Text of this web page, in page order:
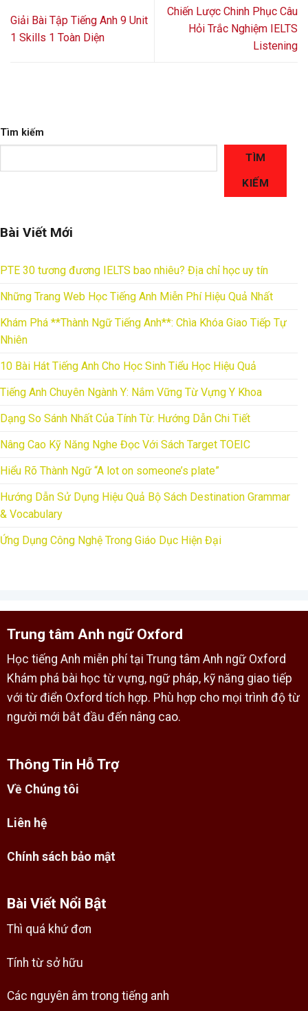
Giải Bài Tập Tiếng Anh 9 Unit
1 Skills 1 Toàn Diện
Chiến Lược Chinh Phục Câu
Hỏi Trắc Nghiệm IELTS
Listening
Tìm kiếm
TÌM
KIẾM
Bài Viết Mới
PTE 30 tương đương IELTS bao nhiêu? Địa chỉ học uy tín
Những Trang Web Học Tiếng Anh Miễn Phí Hiệu Quả Nhất
Khám Phá **Thành Ngữ Tiếng Anh**: Chìa Khóa Giao Tiếp Tự
Nhiên
10 Bài Hát Tiếng Anh Cho Học Sinh Tiểu Học Hiệu Quả
Tiếng Anh Chuyên Ngành Y: Nắm Vững Từ Vựng Y Khoa
Dạng So Sánh Nhất Của Tính Từ: Hướng Dẫn Chi Tiết
Nâng Cao Kỹ Năng Nghe Đọc Với Sách Target TOEIC
Hiểu Rõ Thành Ngữ “A lot on someone’s plate”
Hướng Dẫn Sử Dụng Hiệu Quả Bộ Sách Destination Grammar
& Vocabulary
Ứng Dụng Công Nghệ Trong Giáo Dục Hiện Đại
Trung tâm Anh ngữ Oxford
Học tiếng Anh miễn phí tại Trung tâm Anh ngữ Oxford
Khám phá bài học từ vựng, ngữ pháp, kỹ năng giao tiếp
với từ điển Oxford tích hợp. Phù hợp cho mọi trình độ từ
người mới bắt đầu đến nâng cao.
Thông Tin Hỗ Trợ
Về Chúng tôi
Liên hệ
Chính sách bảo mật
Bài Viết Nổi Bật
Thì quá khứ đơn
Tính từ sở hữu
Các nguyên âm trong tiếng anh